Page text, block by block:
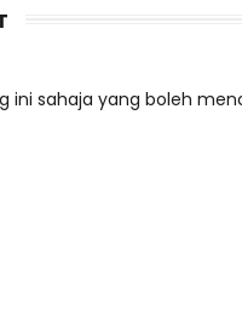
ini sahaja yang boleh